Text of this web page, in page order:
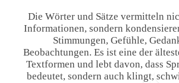
Die Wörter und Sätze vermitteln
Informationen, sondern
Stimmungen, Gefühle,
Beobachtungen. Es ist eine der
Textformen und lebt davon, dass
bedeutet, sondern auch klingt,